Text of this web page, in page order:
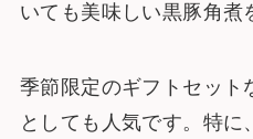
いても美味しい黒豚角煮
季節限定のギフトセット
としても人気です。特に